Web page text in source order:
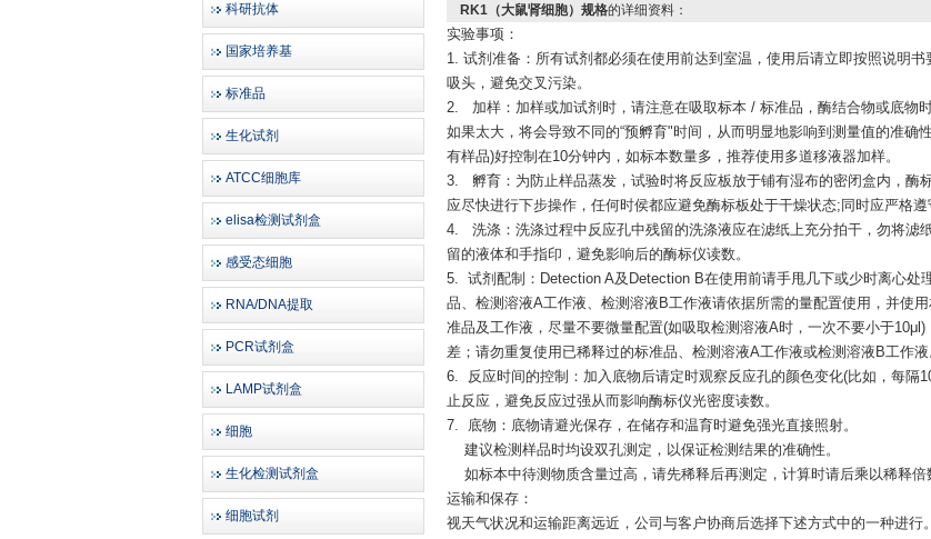
科研抗体
国家培养基
标准品
生化试剂
ATCC细胞库
elisa检测试剂盒
感受态细胞
RNA/DNA提取
PCR试剂盒
LAMP试剂盒
细胞
生化检测试剂盒
细胞试剂
RK1（大鼠肾细胞）规格的详细资料：
实验事项：
1. 试剂准备：所有试剂都必须在使用前达到室温，使用后请立即按照说明
吸头，避免交叉污染。
2. 加样：加样或加试剂时，请注意在吸取标本 / 标准品，酶结合物或底物
如果太大，将会导致不同的“预孵育"时间，从而明显地影响到测量值的准确
有样品)好控制在10分钟内，如标本数量多，推荐使用多道移液器加样。
3. 孵育：为防止样品蒸发，试验时将反应板放于铺有湿布的密闭盒内，酶
应尽快进行下步操作，任何时侯都应避免酶标板处于干燥状态;同时应严格遵
4. 洗涤：洗涤过程中反应孔中残留的洗涤液应在滤纸上充分拍干，勿将滤
留的液体和手指印，避免影响后的酶标仪读数。
5. 试剂配制：Detection A及Detection B在使用前请手甩几下或少时离心处
品、检测溶液A工作液、检测溶液B工作液请依据所需的量配置使用，并使
准品及工作液，尽量不要微量配置(如吸取检测溶液A时，一次不要小于
差；请勿重复使用已稀释过的标准品、检测溶液A工作液或检测溶液B工作液
6. 反应时间的控制：加入底物后请定时观察反应孔的颜色变化(比如，每隔
止反应，避免反应过强从而影响酶标仪光密度读数。
7. 底物：底物请避光保存，在储存和温育时避免强光直接照射。
建议检测样品时均设双孔测定，以保证检测结果的准确性。
如标本中待测物质含量过高，请先稀释后再测定，计算时请后乘以稀释倍
运输和保存：
视天气状况和运输距离远近，公司与客户协商后选择下述方式中的一种进行。